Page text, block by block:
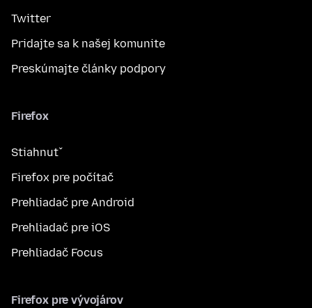
Twitter
Pridajte sa k našej komunite
Preskúmajte články podpory
Firefox
Stiahnuť
Firefox pre počítač
Prehliadač pre Android
Prehliadač pre iOS
Prehliadač Focus
Firefox pre vývojárov